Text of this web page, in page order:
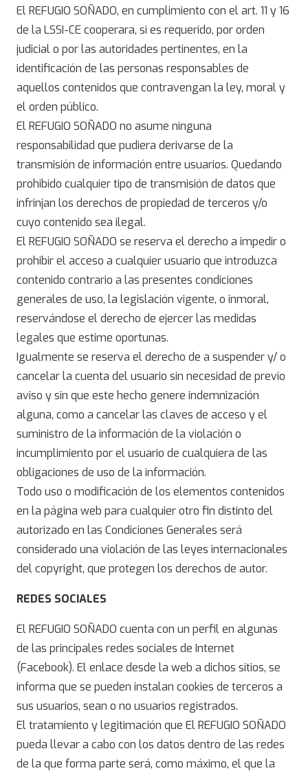
El REFUGIO SOÑADO, en cumplimiento con el art. 11 y 16
de la LSSI-CE cooperara, si es requerido, por orden
judicial o por las autoridades pertinentes, en la
identificación de las personas responsables de
aquellos contenidos que contravengan la ley, moral y
el orden público.
El REFUGIO SOÑADO no asume ninguna
responsabilidad que pudiera derivarse de la
transmisión de información entre usuarios. Quedando
prohibido cualquier tipo de transmisión de datos que
infrinjan los derechos de propiedad de terceros y/o
cuyo contenido sea ilegal.
El REFUGIO SOÑADO se reserva el derecho a impedir o
prohibir el acceso a cualquier usuario que introduzca
contenido contrario a las presentes condiciones
generales de uso, la legislación vigente, o inmoral,
reservándose el derecho de ejercer las medidas
legales que estime oportunas.
Igualmente se reserva el derecho de a suspender y/ o
cancelar la cuenta del usuario sin necesidad de previo
aviso y sin que este hecho genere indemnización
alguna, como a cancelar las claves de acceso y el
suministro de la información de la violación o
incumplimiento por el usuario de cualquiera de las
obligaciones de uso de la información.
Todo uso o modificación de los elementos contenidos
en la página web para cualquier otro fin distinto del
autorizado en las Condiciones Generales será
considerado una violación de las leyes internacionales
del copyright, que protegen los derechos de autor.
REDES SOCIALES
El REFUGIO SOÑADO cuenta con un perfil en algunas
de las principales redes sociales de Internet
(Facebook). El enlace desde la web a dichos sitios, se
informa que se pueden instalan cookies de terceros a
sus usuarios, sean o no usuarios registrados.
El tratamiento y legitimación que El REFUGIO SOÑADO
pueda llevar a cabo con los datos dentro de las redes
de la que forma parte será, como máximo, el que la